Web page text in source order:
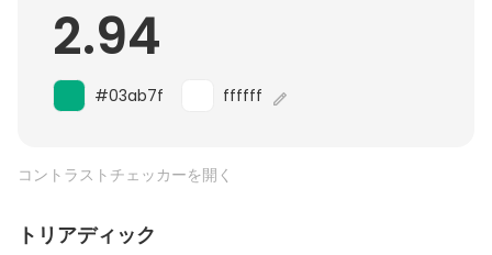
2.94
#03ab7f ffffff
コントラストチェッカーを開く
トリアディック